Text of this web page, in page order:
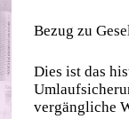
Bezug zu
Dies ist das
vergängliche